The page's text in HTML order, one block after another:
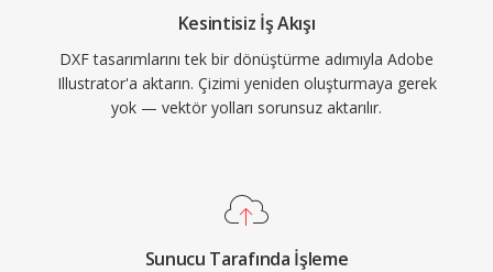
Kesintisiz İş Akışı
DXF tasarımlarını tek bir dönüştürme adımıyla Adobe
Illustrator'a aktarın. Çizimi yeniden oluşturmaya gerek
yok — vektör yolları sorunsuz aktarılır.
Sunucu Tarafında İşleme